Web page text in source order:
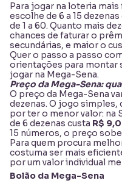
Para jogar na loteria
escolhe de 6 a 15
de 1 a 60. Quanto mais
chances de faturar o
secundárias, e maior o
Quer o passo a passo
orientações para montar
jogar na Mega-Sena.
Preço da Mega-Sena:
O preço da Mega-Sena
dezenas. O jogo simples,
por ter o menor valor: na
de 6 dezenas custa R$
15 números, o preço
Para quem procura
costuma ser mais
por um valor individual
Bolão da Mega-Sena